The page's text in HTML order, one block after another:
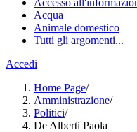
Accesso
Acqua
Animale domestico
Tutti gli argomenti...
Accedi
Home Page/
Amministrazione/
Politici/
De Alberti Paola